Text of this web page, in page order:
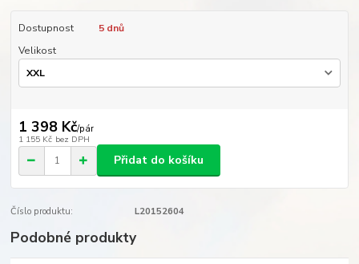
Dostupnost
5 dnů
Velikost
1 398 Kč/pár
1 155 Kč bez DPH
Přidat do košíku
Číslo produktu: L20152604
Podobné produkty